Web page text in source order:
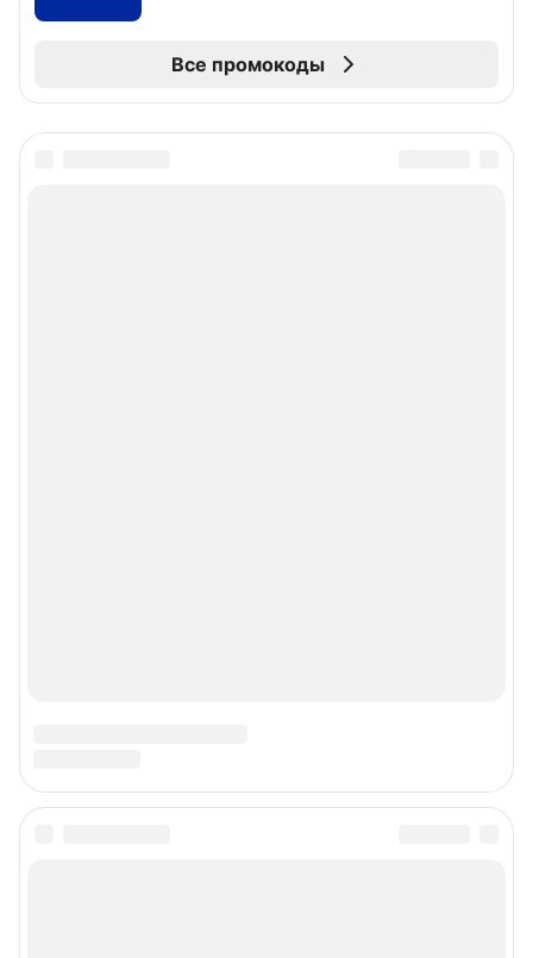
Все промокоды